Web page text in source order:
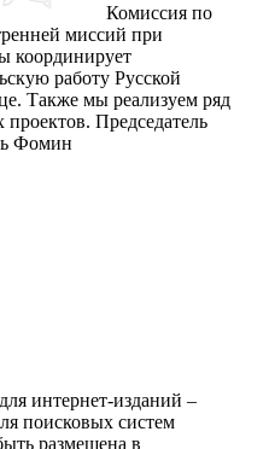
Комиссия по
миссий при
координирует
работу Русской
Также мы реализуем ряд
Председатель
Фомин
интернет-изданий –
поисковых систем
размещена в